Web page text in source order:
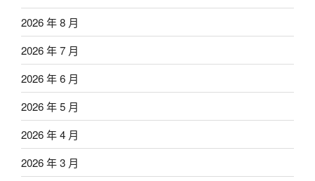
2026 年 8 月
2026 年 7 月
2026 年 6 月
2026 年 5 月
2026 年 4 月
2026 年 3 月